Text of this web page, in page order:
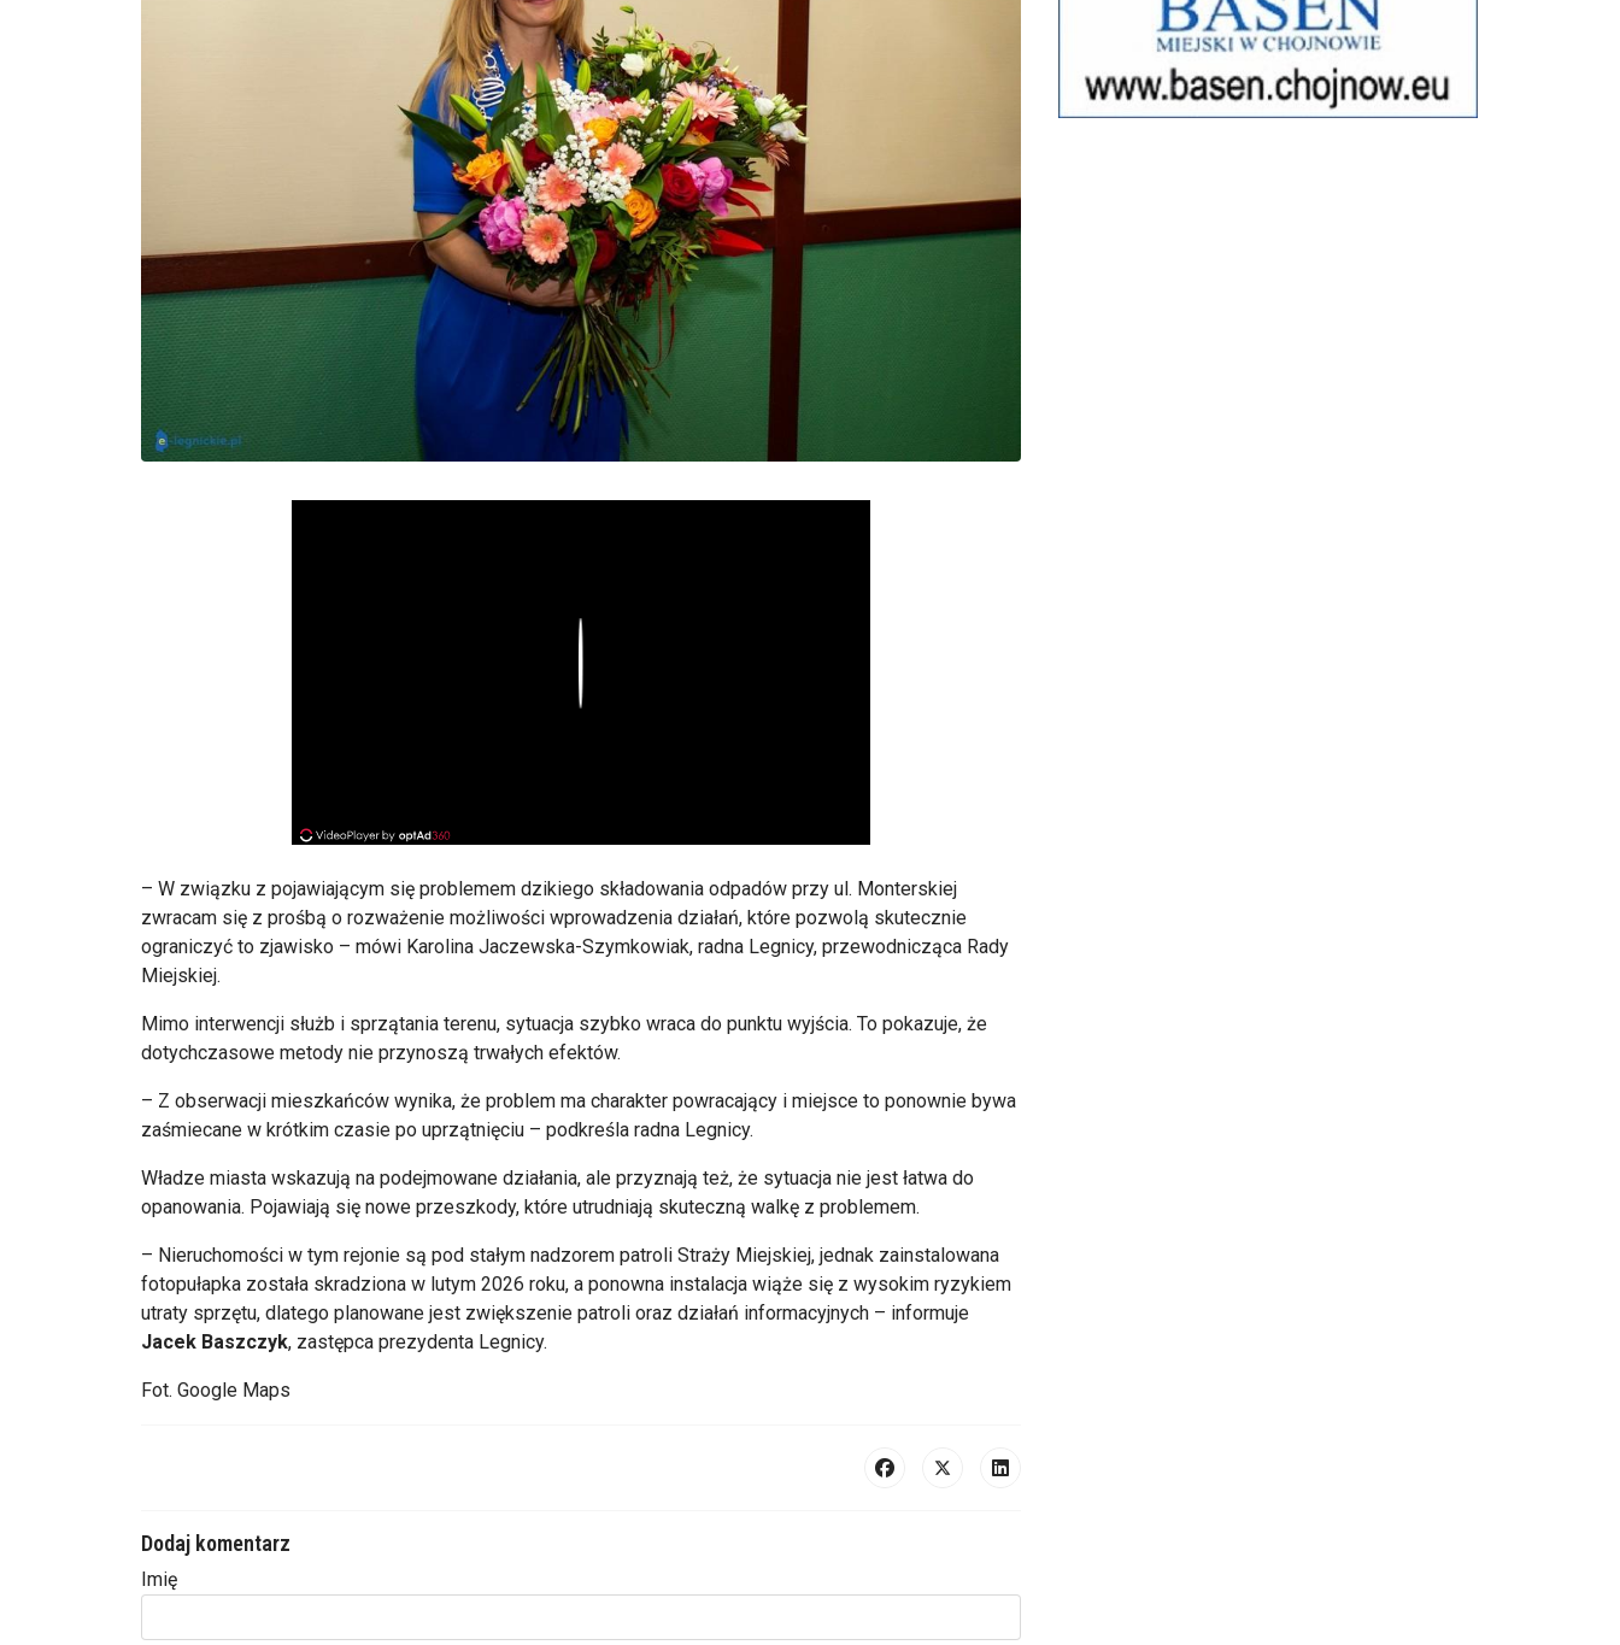
– W związku z pojawiającym się problemem dzikiego składowania odpadów przy ul. Monterskiej
zwracam się z prośbą o rozważenie możliwości wprowadzenia działań, które pozwolą skutecznie
ograniczyć to zjawisko – mówi Karolina Jaczewska-Szymkowiak, radna Legnicy, przewodnicząca Rady
Miejskiej.
Mimo interwencji służb i sprzątania terenu, sytuacja szybko wraca do punktu wyjścia. To pokazuje, że
dotychczasowe metody nie przynoszą trwałych efektów.
– Z obserwacji mieszkańców wynika, że problem ma charakter powracający i miejsce to ponownie bywa
zaśmiecane w krótkim czasie po uprzątnięciu – podkreśla radna Legnicy.
Władze miasta wskazują na podejmowane działania, ale przyznają też, że sytuacja nie jest łatwa do
opanowania. Pojawiają się nowe przeszkody, które utrudniają skuteczną walkę z problemem.
– Nieruchomości w tym rejonie są pod stałym nadzorem patroli Straży Miejskiej, jednak zainstalowana
fotopułapka została skradziona w lutym 2026 roku, a ponowna instalacja wiąże się z wysokim ryzykiem
utraty sprzętu, dlatego planowane jest zwiększenie patroli oraz działań informacyjnych – informuje
Jacek Baszczyk, zastępca prezydenta Legnicy.
Fot. Google Maps
Dodaj komentarz
Imię